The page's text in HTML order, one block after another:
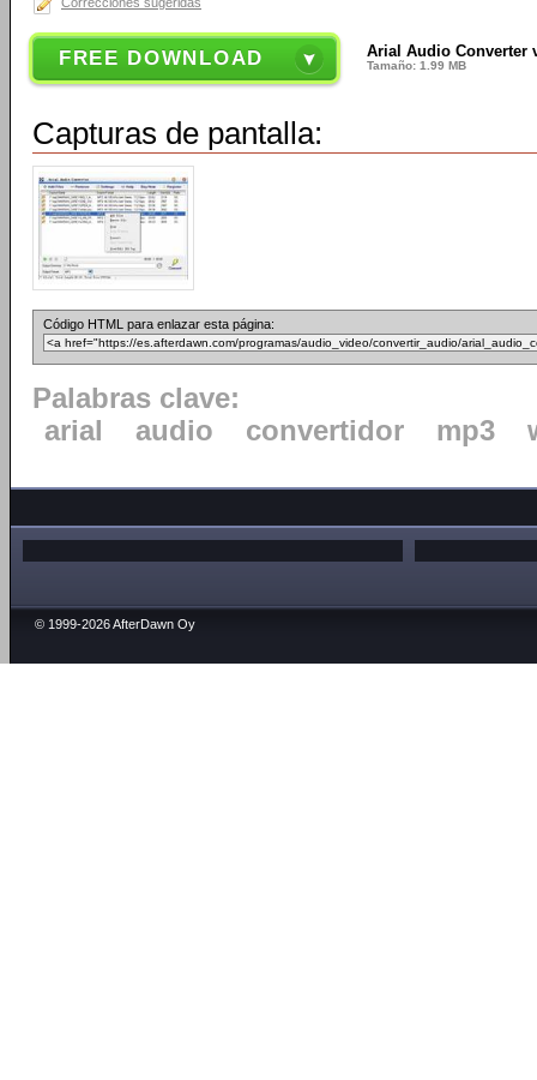
FREE DOWNLOAD Arial Audio Converter
Tamaño: 1.99 MB
Capturas de pantalla:
Código HTML para enlazar esta página:
Palabras clave:
arial
audio convertidor mp3
© 1999-2026 AfterDawn Oy